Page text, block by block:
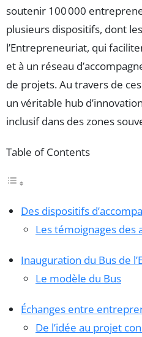
soutenir 100 000
plusieurs dispositifs, dont
l’Entrepreneuriat, qui
et à un réseau
de projets. Au travers de
un véritable hub
inclusif dans des zones
Table of Contents
Des dispositifs
Les témoignages des
Inauguration du Bus de
Le modèle du Bus
Échanges entre
De l’idée au projet